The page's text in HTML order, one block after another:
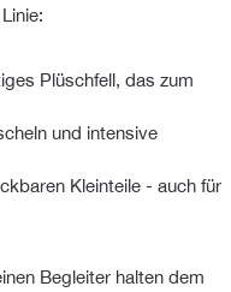
Plüschfell, das zum
und intensive
Kleinteile - auch für
Begleiter halten dem